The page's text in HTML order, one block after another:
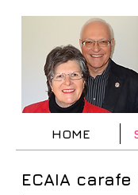
HOME
ECAIA carafe